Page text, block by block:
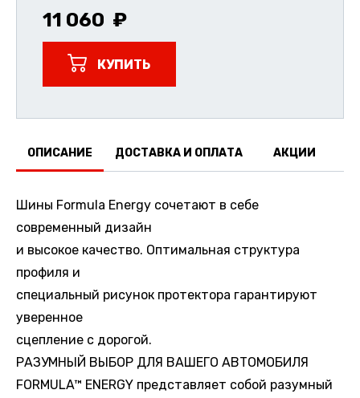
11 060
КУПИТЬ
ОПИСАНИЕ ДОСТАВКА И ОПЛАТА АКЦИИ
Шины Formula Energy сочетают в себе
современный дизайн
и высокое качество. Оптимальная структура
профиля и
специальный рисунок протектора гарантируют
уверенное
сцепление с дорогой.
РАЗУМНЫЙ ВЫБОР ДЛЯ ВАШЕГО АВТОМОБИЛЯ
FORMULA™ ENERGY представляет собой разумный